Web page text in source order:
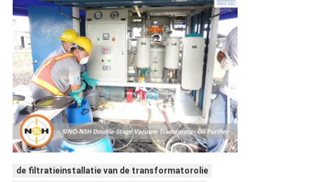
de filtratieinstallatie van de transformatorolie